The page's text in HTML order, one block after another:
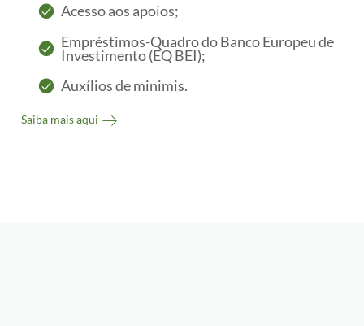
Acesso aos apoios;
Empréstimos-Quadro do Banco Europeu de
Investimento (EQ BEI);
Auxílios de minimis.
Saiba mais aqui